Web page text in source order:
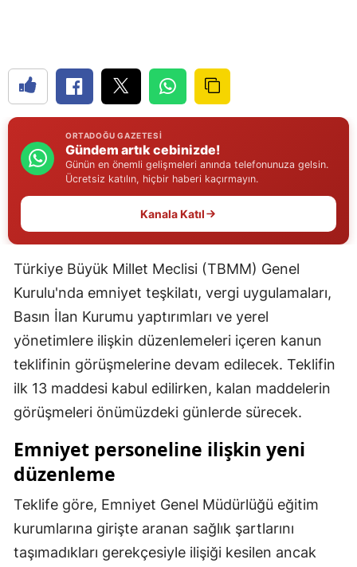
Edirne
Erzincan
Erzurum
Gaziantep
Giresun
Gümüşhane
Hakkari
Hatay
Isparta
Mersin
Kars
ORTADOĞU GAZETESI
Gündem artık cebinizde!
Günün en önemli gelişmeleri anında telefonunuza gelsin.
Ücretsiz katılın, hiçbir haberi kaçırmayın.
Kanala Katıl
Türkiye Büyük Millet Meclisi (TBMM) Genel
Kurulu'nda emniyet teşkilatı, vergi uygulamaları,
Basın İlan Kurumu yaptırımları ve yerel
yönetimlere ilişkin düzenlemeleri içeren kanun
teklifinin görüşmelerine devam edilecek. Teklifin
ilk 13 maddesi kabul edilirken, kalan maddelerin
görüşmeleri önümüzdeki günlerde sürecek.
Emniyet personeline ilişkin yeni
düzenleme
Teklife göre, Emniyet Genel Müdürlüğü eğitim
kurumlarına girişte aranan sağlık şartlarını
taşımadıkları gerekçesiyle ilişiği kesilen ancak